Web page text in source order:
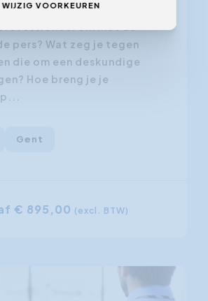
pers? Wat zeg je tegen
die om een deskundige
Hoe breng je je
Gent
€ 895,00 (excl. BTW)
WIJZIG VOORKEUREN